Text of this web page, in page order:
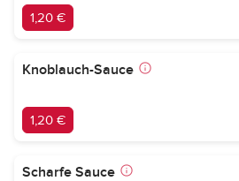
1,20 €
Knoblauch-Sauce
1,20 €
Scharfe Sauce